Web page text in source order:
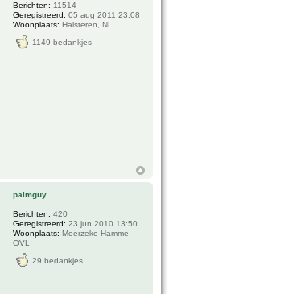
Berichten: 11514
Geregistreerd: 05 aug 2011 23:08
Woonplaats: Halsteren, NL
1149 bedankjes
palmguy
Berichten: 420
Geregistreerd: 23 jun 2010 13:50
Woonplaats: Moerzeke Hamme
OVL
29 bedankjes